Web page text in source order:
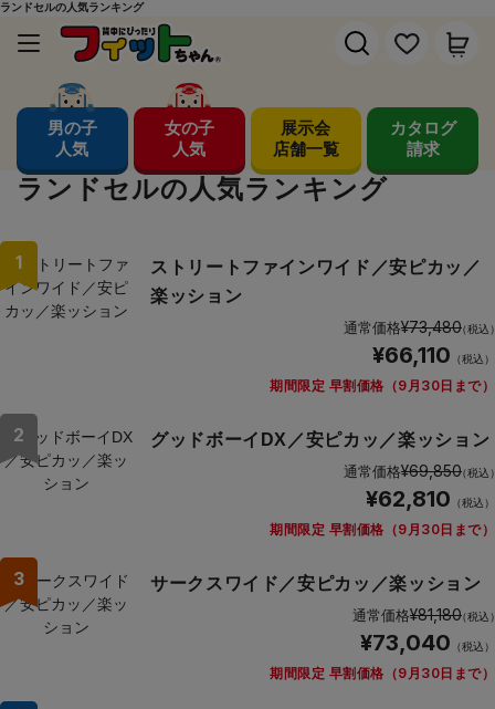
ランドセルの人気ランキング
男の子
人気
女の子
人気
展示会
店舗一覧
カタログ
請求
ランドセルの人気ランキング
1
ストリートファインワイド／安ピカッ／
楽ッション
通常価格¥73,480（税込
¥66,110 （税込）
期間限定 早割価格（9月30日まで）
2 グッドボーイDX／安ピカッ／楽ッション
通常価格¥69,850（税込
¥62,810 （税込）
期間限定 早割価格（9月30日まで）
3 サークスワイド／安ピカッ／楽ッション
通常価格¥81,180（税込
¥73,040 （税込）
期間限定 早割価格（9月30日まで）